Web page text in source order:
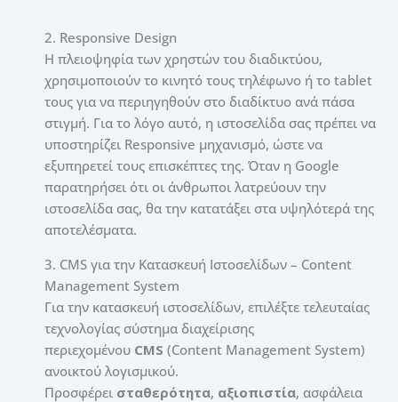
2. Responsive Design
Η πλειοψηφία των χρηστών του διαδικτύου,
χρησιμοποιούν το κινητό τους τηλέφωνο ή το tablet
τους για να περιηγηθούν στο διαδίκτυο ανά πάσα
στιγμή. Για το λόγο αυτό, η ιστοσελίδα σας πρέπει να
υποστηρίζει Responsive μηχανισμό, ώστε να
εξυπηρετεί τους επισκέπτες της. Όταν η Google
παρατηρήσει ότι οι άνθρωποι λατρεύουν την
ιστοσελίδα σας, θα την κατατάξει στα υψηλότερά της
αποτελέσματα.
3. CMS για την Κατασκευή Ιστοσελίδων – Content
Management System
Για την κατασκευή ιστοσελίδων, επιλέξτε τελευταίας
τεχνολογίας σύστημα διαχείρισης
περιεχομένου CMS (Content Management System)
ανοικτού λογισμικού.
Προσφέρει σταθερότητα, αξιοπιστία, ασφάλεια